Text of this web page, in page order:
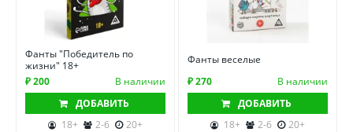
Фанты "Победитель по
жизни" 18+
₽ 200
В наличии
ДОБАВИТЬ
18+
2-6 20+
Фанты веселые
₽ 270
В наличии
ДОБАВИТЬ
18+
2-6 20+